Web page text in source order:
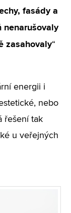
fasády a
nenarušovaly
zasahovaly“
energii i
nebo
řešení tak
u veřejných